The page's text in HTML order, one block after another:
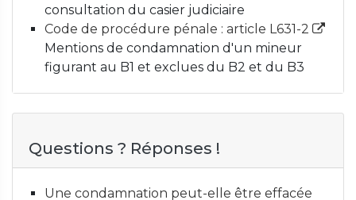
consultation du casier judiciaire
Code de procédure pénale : article L631-2
Mentions de condamnation d'un mineur
figurant au B1 et exclues du B2 et du B3
Questions ? Réponses !
Une condamnation peut-elle être effacée